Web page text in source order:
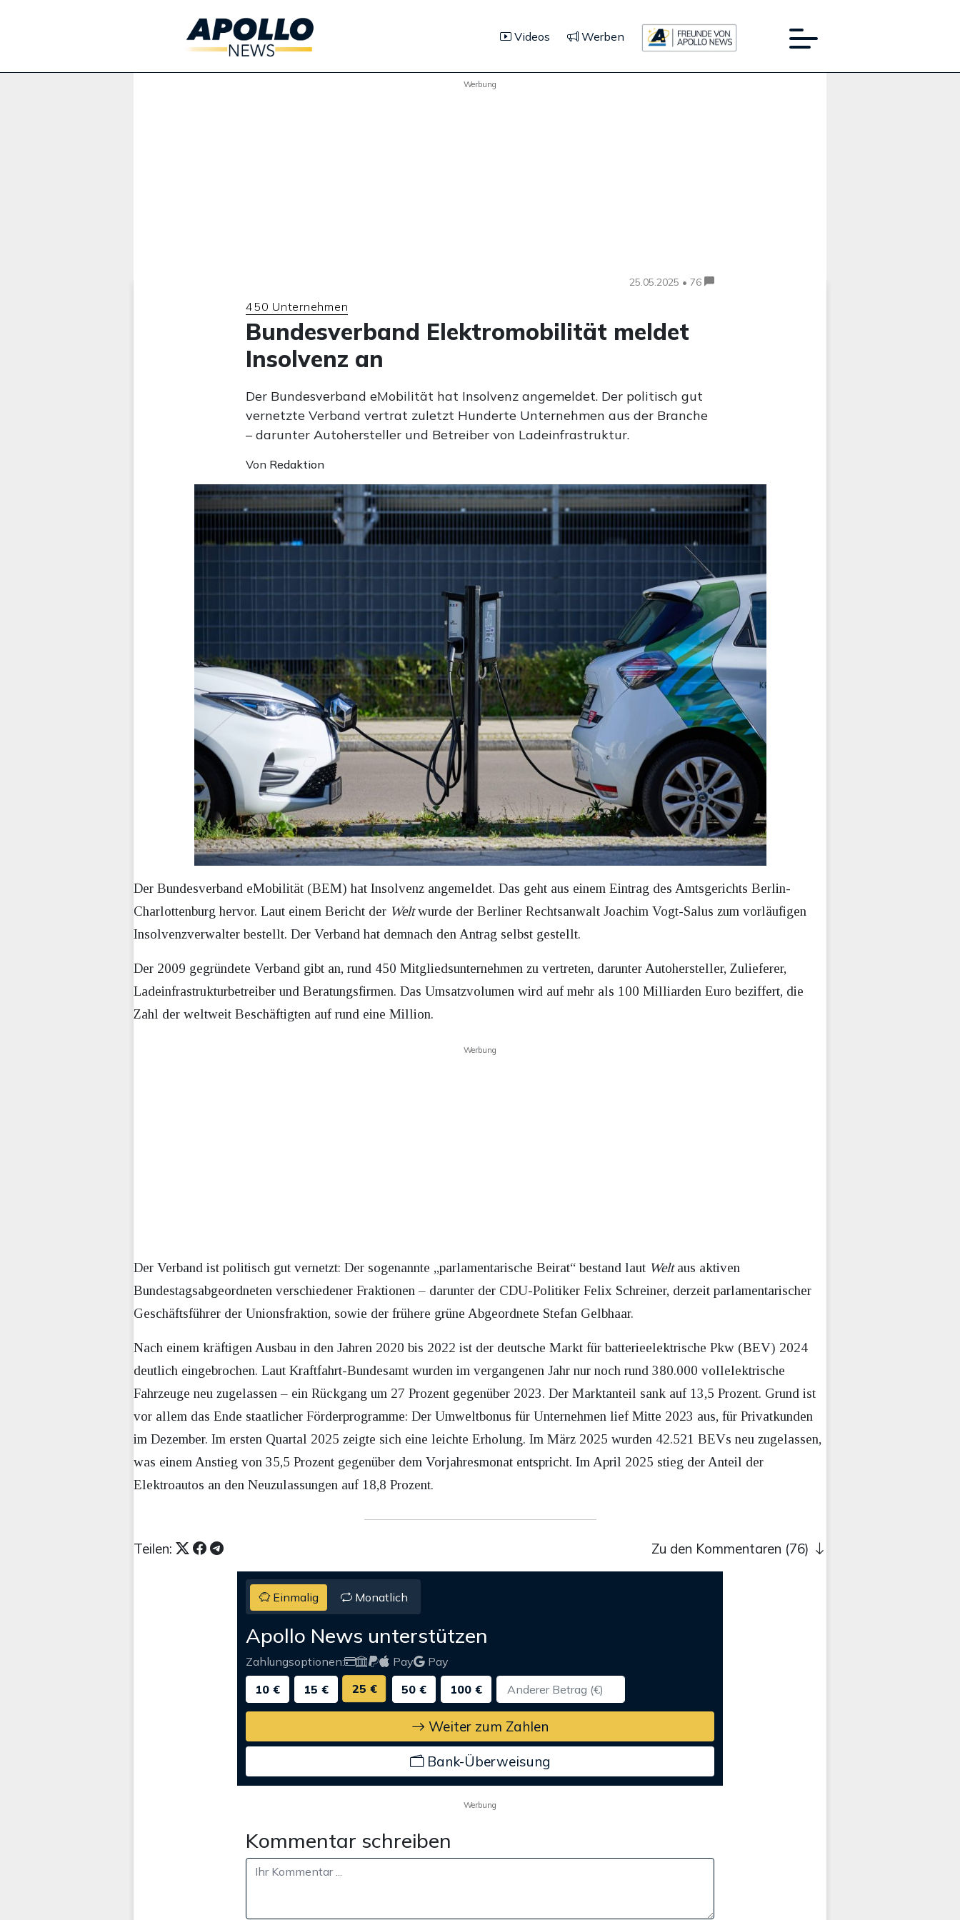
Videos Werben
Werbung
25.05.2025 • 76
450 Unternehmen
Bundesverband Elektromobilität meldet
Insolvenz an
Der Bundesverband eMobilität hat Insolvenz angemeldet. Der politisch gut
vernetzte Verband vertrat zuletzt Hunderte Unternehmen aus der Branche
– darunter Autohersteller und Betreiber von Ladeinfrastruktur.
Von Redaktion
Der Bundesverband eMobilität (BEM) hat Insolvenz angemeldet. Das geht aus einem Eintrag des Amtsgerichts Berlin-
Charlottenburg hervor. Laut einem Bericht der Weltwurde der Berliner Rechtsanwalt Joachim Vogt-Salus zum vorläufigen
Insolvenzverwalter bestellt. Der Verband hat demnach den Antrag selbst gestellt.
Der 2009 gegründete Verband gibt an, rund 450 Mitgliedsunternehmen zu vertreten, darunter Autohersteller, Zulieferer,
Ladeinfrastrukturbetreiber und Beratungsfirmen. Das Umsatzvolumen wird auf mehr als 100 Milliarden Euro beziffert, die
Zahl der weltweit Beschäftigten auf rund eine Million.
Werbung
Der Verband ist politisch gut vernetzt: Der sogenannte „parlamentarische Beirat“ bestand laut Weltaus aktiven
Bundestagsabgeordneten verschiedener Fraktionen – darunter der CDU-Politiker Felix Schreiner, derzeit parlamentarischer
Geschäftsführer der Unionsfraktion, sowie der frühere grüne Abgeordnete Stefan Gelbhaar.
Nach einem kräftigen Ausbau in den Jahren 2020 bis 2022 ist der deutsche Markt für batterieelektrische Pkw (BEV) 2024
deutlich eingebrochen. Laut Kraftfahrt-Bundesamt wurden im vergangenen Jahr nur noch rund 380.000 vollelektrische
Fahrzeuge neu zugelassen – ein Rückgang um 27 Prozent gegenüber 2023. Der Marktanteil sank auf 13,5 Prozent. Grund ist
vor allem das Ende staatlicher Förderprogramme: Der Umweltbonus für Unternehmen lief Mitte 2023 aus, für Privatkunden
im Dezember. Im ersten Quartal 2025 zeigte sich eine leichte Erholung. Im März 2025 wurden 42.521 BEVs neu zugelassen,
was einem Anstieg von 35,5 Prozent gegenüber dem Vorjahresmonat entspricht. Im April 2025 stieg der Anteil der
Elektroautos an den Neuzulassungen auf 18,8 Prozent.
Teilen: Zu den Kommentaren (76)
Einmalig Monatlich
Apollo News unterstützen
Zahlungsoptionen: Pay
Pay
10 €
15 € 25 € 50 € 100 €
Weiter zum Zahlen
Bank-Überweisung
Werbung
Kommentar schreiben